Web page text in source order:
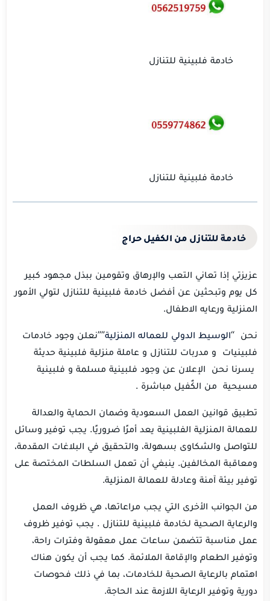
خادمة فلبينية للتنازل
خادمة فلبينية للتنازل
خادمة للتنازل من الكفيل حراج
عزيزتي إذا تعاني التعب والإرهاق وتقومين ببذل مجهود كبير
كل يوم وتبحثين عن أفضل خادمة فلبينية للتنازل لتولي الأمور
المنزلية ورعايه الاطفال.
نحن “الوسيط الدولي للعماله المنزلية””نعلن وجود خادمات
فلبينيات و مدربات للتنازل و عاملة منزلية فلبينية حديثة
يسرنا نحن الإعلان عن وجود فلبينية مسلمة و فلبينية
مسيحية من الكٌفيل مباشرة .
تطبيق قوانين العمل السعودية وضمان الحماية والعدالة
للعمالة المنزلية الفلبينية يعد أمرًا ضروريًا. يجب توفير وسائل
للتواصل والشكاوى بسهولة، والتحقيق في البلاغات المقدمة،
ومعاقبة المخالفين. ينبغي أن تعمل السلطات المختصة على
توفير بيئة آمنة وعادلة للعمالة المنزلية.
من الجوانب الأخرى التي يجب مراعاتها، هي ظروف العمل
والرعاية الصحية لخادمة فلبينية للتنازل . يجب توفير ظروف
عمل مناسبة تتضمن ساعات عمل معقولة وفترات راحة،
وتوفير الطعام والإقامة الملائمة. كما يجب أن يكون هناك
اهتمام بالرعاية الصحية للخادمات، بما في ذلك فحوصات
دورية وتوفير الرعاية اللازمة عند الحاجة.